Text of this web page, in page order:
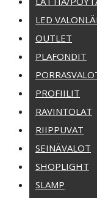
LED
OUTLET
PLAFONDIT
PROFIILIT
RAVINTOLAT
RIIPPUVAT
SEINÄVALOT
SHOPLIGHT
SLAMP